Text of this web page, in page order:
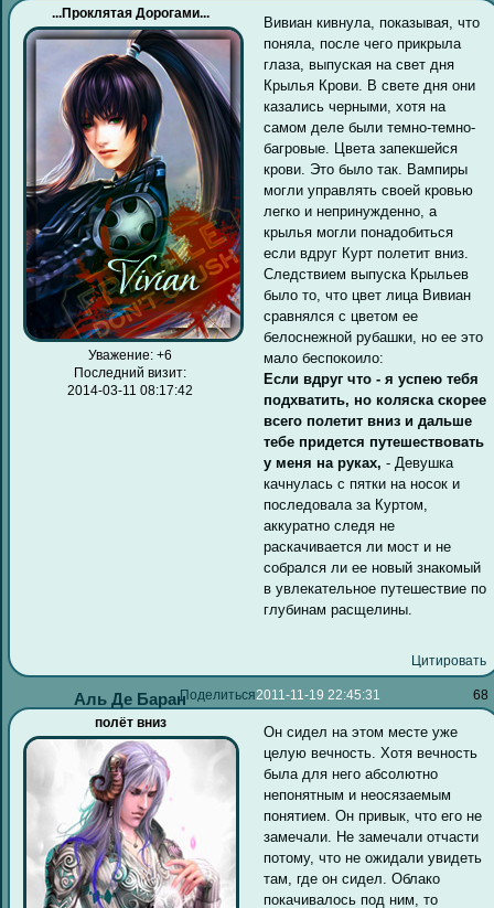
...Проклятая Дорогами...
Уважение: +6
Последний визит:
2014-03-11 08:17:42
Вивиан кивнула, показывая, что
поняла, после чего прикрыла
глаза, выпуская на свет дня
Крылья Крови. В свете дня они
казались черными, хотя на
самом деле были темно-темно-
багровые. Цвета запекшейся
крови. Это было так. Вампиры
могли управлять своей кровью
легко и непринужденно, а
крылья могли понадобиться
если вдруг Курт полетит вниз.
Следствием выпуска Крыльев
было то, что цвет лица Вивиан
сравнялся с цветом ее
белоснежной рубашки, но ее это
мало беспокоило:
Если вдруг что - я успею тебя
подхватить, но коляска скорее
всего полетит вниз и дальше
тебе придется путешествовать
у меня на руках, - Девушка
качнулась с пятки на носок и
последовала за Куртом,
аккуратно следя не
раскачивается ли мост и не
собрался ли ее новый знакомый
в увлекательное путешествие по
глубинам расщелины.
Цитировать
Поделиться 68
2011-11-19 22:45:31
Аль Де Баран
полёт вниз
Он сидел на этом месте уже
целую вечность. Хотя вечность
была для него абсолютно
непонятным и неосязаемым
понятием. Он привык, что его не
замечали. Не замечали отчасти
потому, что не ожидали увидеть
там, где он сидел. Облако
покачивалось под ним, то